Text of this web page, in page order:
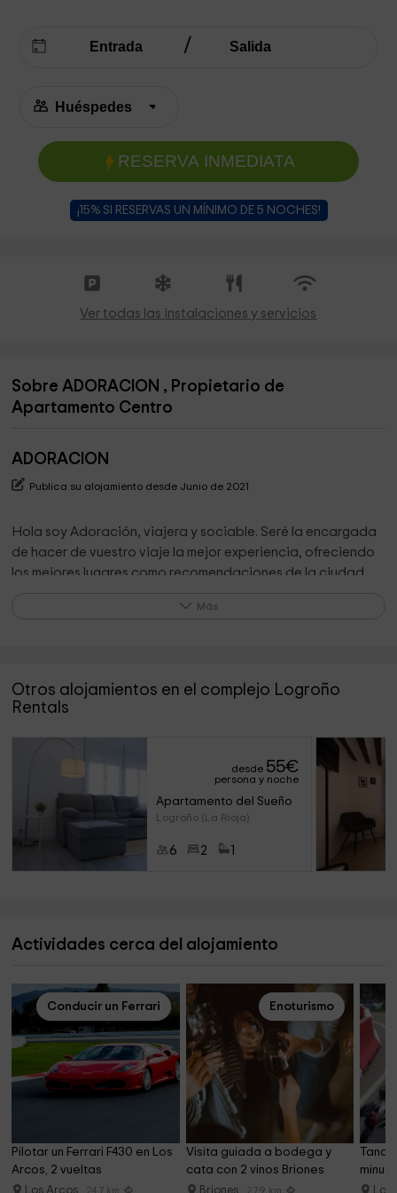
RESERVA INMEDIATA
¡15% SI RESERVAS UN MÍNIMO DE 5 NOCHES!
Ver todas las instalaciones y servicios
Sobre ADORACION , Propietario de
Apartamento Centro
ADORACION
Publica su alojamiento desde Junio de 2021
Hola soy Adoración, viajera y sociable. Seré la encargada
de hacer de vuestro viaje la mejor experiencia, ofreciendo
los mejores lugares como recomendaciones de la ciudad.
¡¡Estaré disponible para lo que podáis necesitar!!!
Encontrará un espacio amplio y con un diseño atractivo,
¿Que se puede hacer en los alrededores?
Al encontrarse en el centro y encontrarse rodeado de
todos los servicios, será el lugar perfecto para disfrutar de
Más
Otros alojamientos en el complejo Logroño
Rentals
desde 55€
persona y noche
Apartamento del Sueño
Logroño (La Rioja)
6 2
Actividades cerca del alojamiento
Conducir un Ferrari
Pilotar un Ferrari F430 en Los
Arcos, 2 vueltas
24.7 km
Enoturismo
Visita guiada a bodega y
cata con 2 vinos Briones
27.9 km